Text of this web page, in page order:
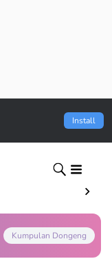
Install
Kumpulan Dongeng